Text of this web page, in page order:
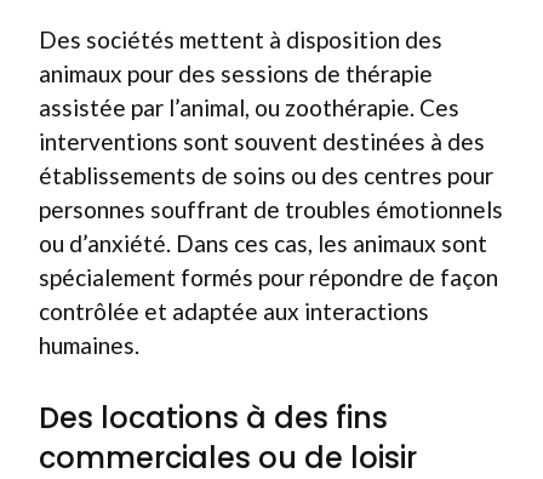
Des sociétés mettent à disposition des
animaux pour des sessions de thérapie
assistée par l’animal, ou zoothérapie. Ces
interventions sont souvent destinées à des
établissements de soins ou des centres pour
personnes souffrant de troubles émotionnels
ou d’anxiété. Dans ces cas, les animaux sont
spécialement formés pour répondre de façon
contrôlée et adaptée aux interactions
humaines.
Des locations à des fins
commerciales ou de loisir